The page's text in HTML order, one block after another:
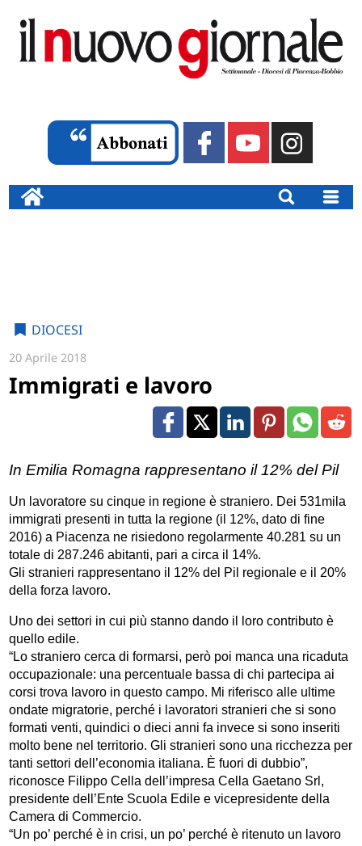
DIOCESI
20 Aprile 2018
Immigrati e lavoro
In Emilia Romagna rappresentano il 12% del Pil
Un lavoratore su cinque in regione è straniero. Dei 531mila
immigrati presenti in tutta la regione (il 12%, dato di fine
2016) a Piacenza ne risiedono regolarmente 40.281 su un
totale di 287.246 abitanti, pari a circa il 14%.
Gli stranieri rappresentano il 12% del Pil regionale e il 20%
della forza lavoro.
Uno dei settori in cui più stanno dando il loro contributo è
quello edile.
“Lo straniero cerca di formarsi, però poi manca una ricaduta
occupazionale: una percentuale bassa di chi partecipa ai
corsi trova lavoro in questo campo. Mi riferisco alle ultime
ondate migratorie, perché i lavoratori stranieri che si sono
formati venti, quindici o dieci anni fa invece si sono inseriti
molto bene nel territorio. Gli stranieri sono una ricchezza per
tanti settori dell’economia italiana. È fuori di dubbio”,
riconosce Filippo Cella dell’impresa Cella Gaetano Srl,
presidente dell’Ente Scuola Edile e vicepresidente della
Camera di Commercio.
“Un po’ perché è in crisi, un po’ perché è ritenuto un lavoro